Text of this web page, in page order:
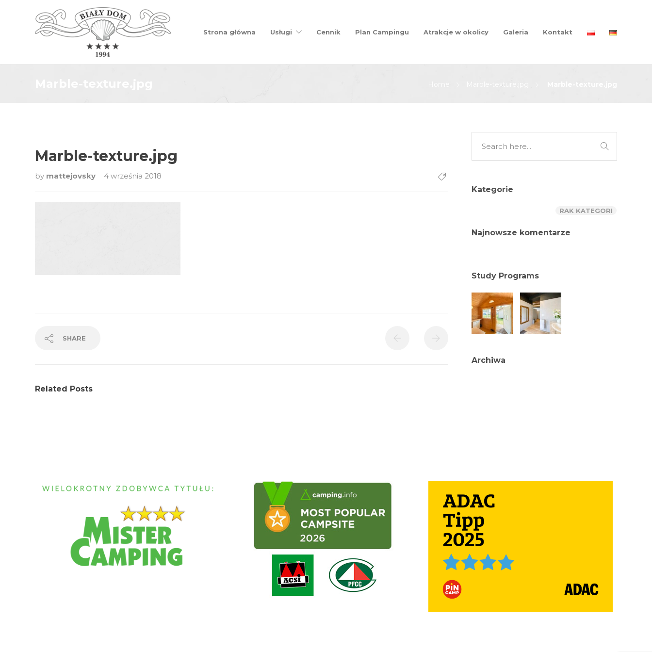
Strona główna Usługi Cennik Plan Campingu Atrakcje w okolicy Galeria Kontakt
Home Marble-texture.jpg Marble-texture.jpg
Marble-texture.jpg
by mattejovsky 4 września 2018
SHARE
Related Posts
Kategorie
RAK KATEGORI
Najnowsze komentarze
Study Programs
Archiwa